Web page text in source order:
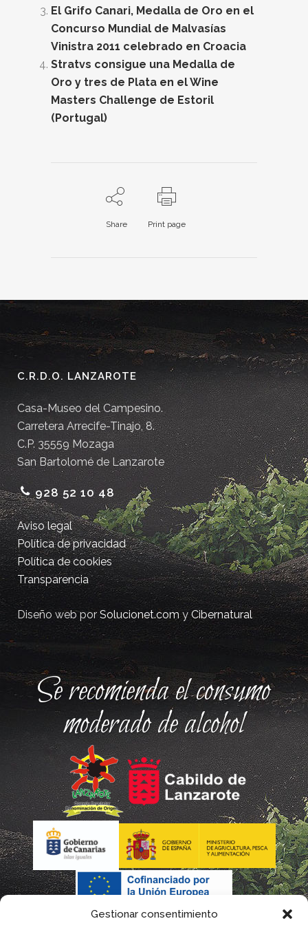
Gestionar consentimiento
El Grifo Canari, Medalla de Oro en el
Concurso Mundial de Malvasías
Vinistra 2011 celebrado en Croacia
Stratvs consigue una Medalla de
Oro y tres de Plata en el Wine
Masters Challenge de Estoril
(Portugal)
Share Print page
C.R.D.O. LANZAROTE
Casa-Museo del Campesino.
Carretera Arrecife-Tinajo, 8.
C.P. 35559 Mozaga
San Bartolomé de Lanzarote
928 52 10 48
Aviso legal
Política de privacidad
Política de cookies
Transparencia
Diseño web porSolucionet.comyCibernatural
Se recomienda el consumo
moderado de alcohol